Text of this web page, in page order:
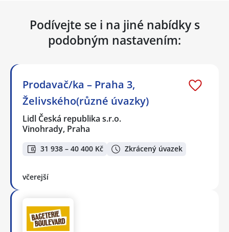
Podívejte se i na jiné nabídky s
podobným nastavením:
Prodavač/ka – Praha 3,
Želivského(různé úvazky)
Lidl Česká republika s.r.o.
Vinohrady, Praha
31 938 – 40 400 Kč Zkrácený úvazek
včerejší